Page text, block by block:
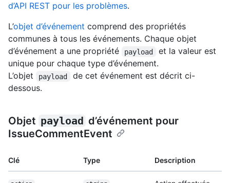
d’API REST pour les problèmes.
L’objet d’événement comprend des propriétés
communes à tous les événements. Chaque objet
d’événement a une propriété
payload
et la valeur est
unique pour chaque type d’événement.
L’objet
payload
de cet événement est décrit ci-
dessous.
Objet payload d’événement pour
IssueCommentEvent
Clé Type Description